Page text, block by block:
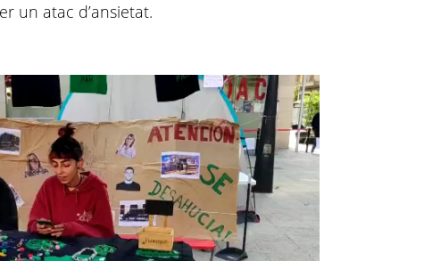
un atac d’ansietat.